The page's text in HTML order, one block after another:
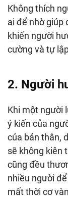
Không thích
ai để nhờ giúp
khiến người
cường và tự
2. Người
Khi một người
ý kiến của
của bản thân,
sẽ không kiên
cũng đều
nhiều người
mất thời cơ